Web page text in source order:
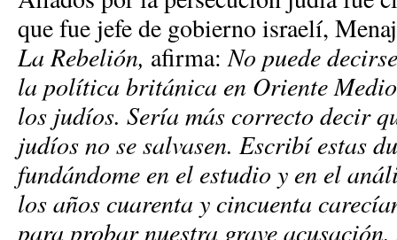
que fue jefe de gobierno israelí,
La Rebelión, afirma:No puede
la política británica en Oriente
los judíos. Sería más correcto decir
judíos no se salvasen. Escribí estas
fundándome en el estudio y en el
los años cuarenta y cincuenta
para probar nuestra grave